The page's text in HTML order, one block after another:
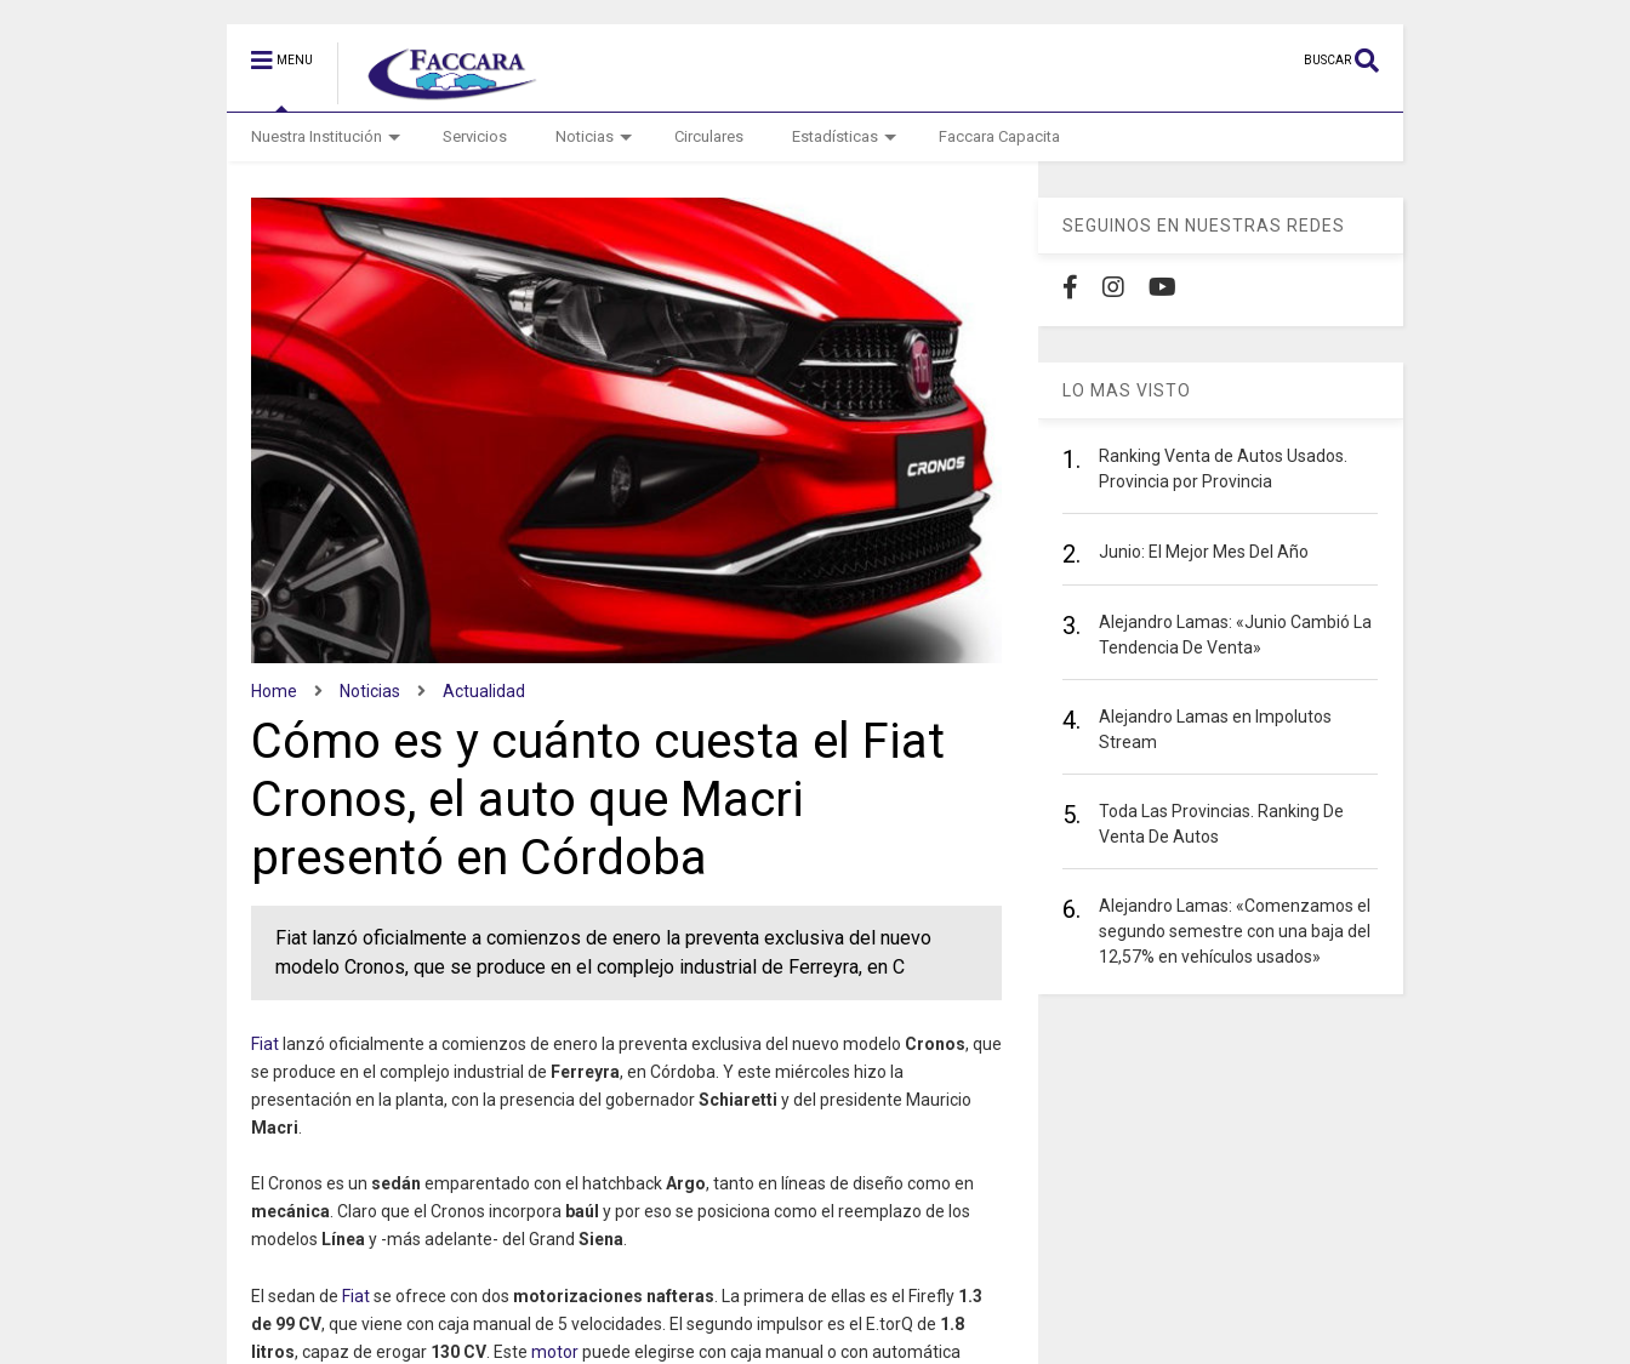
MENU BUSCAR
Nuestra Institución Servicios Noticias Circulares Estadísticas Faccara Capacita
Home Noticias Actualidad
Cómo es y cuánto cuesta el Fiat
Cronos, el auto que Macri
presentó en Córdoba
Fiat lanzó oficialmente a comienzos de enero la preventa exclusiva del nuevo
modelo Cronos, que se produce en el complejo industrial de Ferreyra, en C
Fiatlanzó oficialmente a comienzos de enero la preventa exclusiva del nuevo modelo Cronos, que
se produce en el complejo industrial de Ferreyra, en Córdoba. Y este miércoles hizo la
presentación en la planta, con la presencia del gobernadorSchiaretti y del presidente Mauricio
Macri
El Cronos es un sedán emparentado con el hatchbackArgo, tanto en líneas de diseño como en
mecánica. Claro que el Cronos incorpora baúl y por eso se posiciona como el reemplazo de los
modelos Líneay -más adelante- del Grand Siena.
El sedan de Fiatse ofrece con dos motorizaciones nafteras. La primera de ellas es el Firefly 1.3
de 99 CV, que viene con caja manual de 5 velocidades. El segundo impulsor es el E.torQ de 1.8
litros, capaz de erogar 130 CV. Este motorpuede elegirse con caja manual o con automática
SEGUINOS EN NUESTRAS REDES
LO MAS VISTO
1.
Ranking Venta de Autos Usados.
Provincia por Provincia
2. Junio: El Mejor Mes Del Año
3.
Alejandro Lamas: «Junio Cambió La
Tendencia De Venta»
4.
Alejandro Lamas en Impolutos
Stream
5.
Toda Las Provincias. Ranking De
Venta De Autos
6.
Alejandro Lamas: «Comenzamos el
segundo semestre con una baja del
12,57% en vehículos usados»